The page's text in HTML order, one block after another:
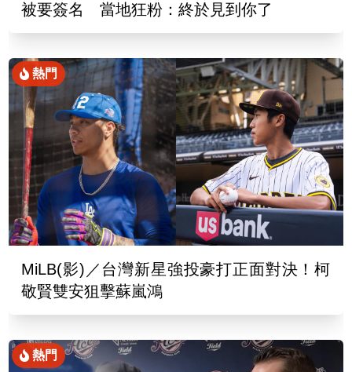
被要簽名 當地狂粉：終於見到你了
熱門
MiLB(影)／台灣新星強投豪打正面對決！柯
敬賢雙安狙擊蘇嵐鴻
熱門